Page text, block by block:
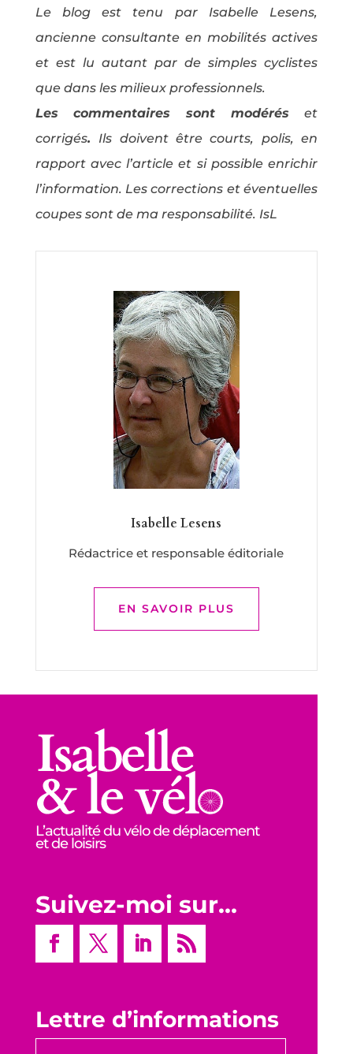
Le blog est tenu par Isabelle Lesens,
ancienne consultante en mobilités actives
et est lu autant par de simples cyclistes
que dans les milieux professionnels.
Les commentaires sont modéréset
corrigés. Ils doivent être courts, polis, en
rapport avec l’article et si possible enrichir
l’information. Les corrections et éventuelles
coupes sont de ma responsabilité. IsL
Isabelle Lesens
Rédactrice et responsable éditoriale
EN SAVOIR PLUS
L’actualité du vélo de déplacement
et de loisirs
Suivez-moi sur…
Lettre d’informations